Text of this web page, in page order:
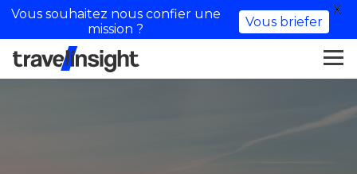
Vous souhaitez nous confier une
mission ?
Vous briefer
X